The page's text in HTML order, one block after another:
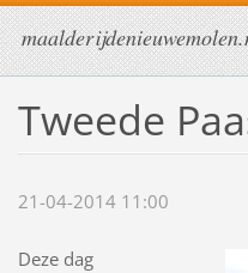
Tweede
21-04-2014 11:00
Deze dag